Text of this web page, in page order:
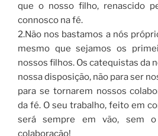
que o nosso filho, renascido
connosco na fé.
2.Não nos bastamos a nós
mesmo que sejamos os
nossos filhos. Os catequistas da
nossa disposição, não para ser
para se tornarem nossos
da fé. O seu trabalho, feito em
será sempre em vão, sem
colaboração!